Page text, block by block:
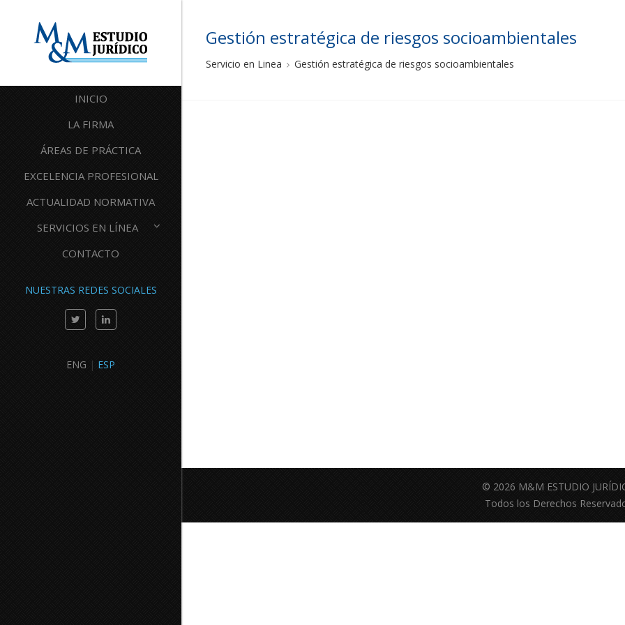
INICIO
LA FIRMA
ÁREAS DE PRÁCTICA
EXCELENCIA PROFESIONAL
ACTUALIDAD NORMATIVA
SERVICIOS EN LÍNEA
CONTACTO
NUESTRAS REDES SOCIALES
ENG | ESP
Gestión estratégica de riesgos socioambientales
Servicio en Linea Gestión estratégica de riesgos socioambientales
© 2026 M&M ESTUDIO
Todos los Derechos